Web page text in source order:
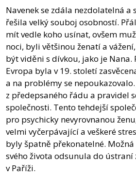
Navenek se zdála nezdolatelná a
řešila velký souboj osobností.
mít vedle koho usínat, ovšem
noci, byli většinou ženatí a
být viděni s dívkou, jako je Nana.
Evropa byla v 19. století
a na problémy se
z předepsaného řádu a pravidel
společnosti. Tento tehdejší
pro psychicky nevyrovnanou
velmi vyčerpávající a veškeré
byly špatně překonatelné.
svého života odsunula do ústraní
v Paříži.